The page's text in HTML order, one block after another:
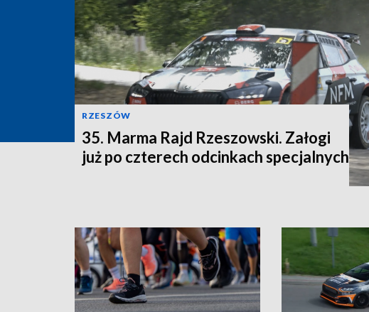
RZESZÓW
35. Marma Rajd Rzeszowski. Załogi
już po czterech odcinkach specjalnych